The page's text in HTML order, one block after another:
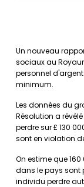
Un nouveau
sociaux au
personnel
minimum.
Les données du
Résolution a
perdre sur £ 130
sont en violation
On estime que
dans le pays sont
individu perdre